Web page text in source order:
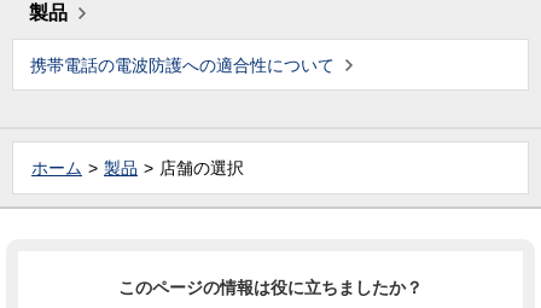
製品
携帯電話の電波防護への適合性について
ホーム 製品 店舗の選択
このページの情報は役に立ちましたか？